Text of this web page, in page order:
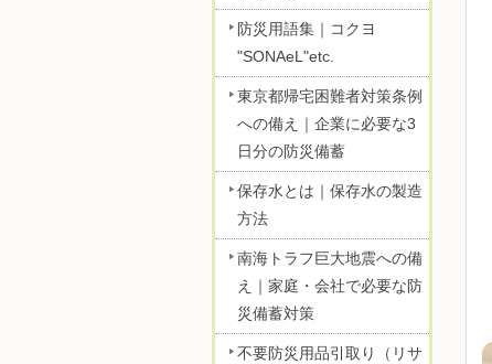
防災用語集｜コクヨ
"SONAeL"etc.
東京都帰宅困難者対策条例
への備え｜企業に必要な3
日分の防災備蓄
保存水とは｜保存水の製造
方法
南海トラフ巨大地震への備
え｜家庭・会社で必要な防
災備蓄対策
不要防災用品引取り（リサ